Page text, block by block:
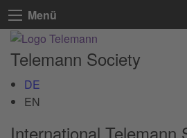
Menü
Telemann Society
DE
EN
International Telemann